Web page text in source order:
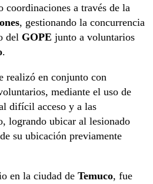
coordinaciones a través de la
, gestionando la concurrencia
del GOPE junto a voluntarios
.
realizó en conjunto con
mediante el uso de
difícil acceso y a las
logrando ubicar al lesionado
su ubicación previamente
en la ciudad de Temuco, fue